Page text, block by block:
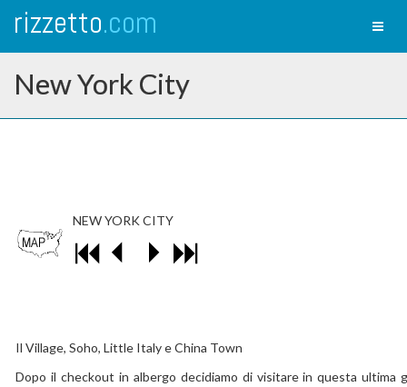
rizzetto.com
New York City
NEW YORK CITY
Il Village, Soho, Little Italy e China Town
Dopo il checkout in albergo decidiamo di visitare in questa ultima